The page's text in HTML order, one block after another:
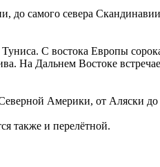
самого севера
С востока Европы
На Дальнем Востоке
Америки, от Аляски
также и перелётной.